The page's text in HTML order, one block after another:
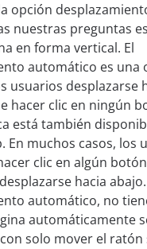
opción
nuestras preguntas
en forma vertical. El
automático es una
usuarios desplazarse
hacer clic en ningún
está también
En muchos casos, los
clic en algún
hacia
automático, no
automáticamente
solo mover el ratón